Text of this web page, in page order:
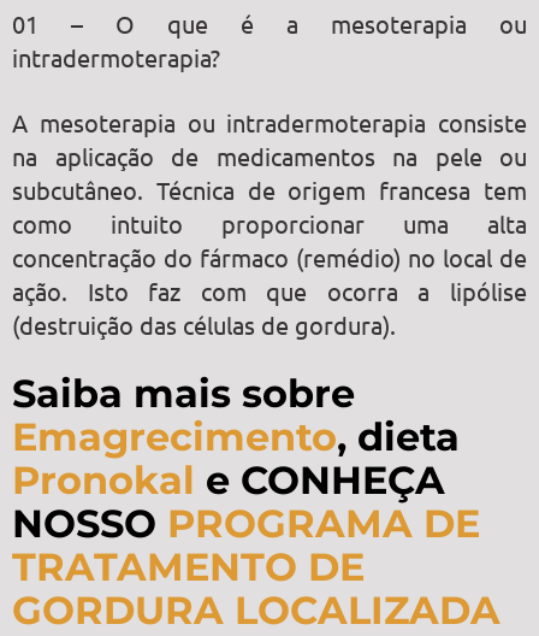
01 – O que é a mesoterapia ou
intradermoterapia?
A mesoterapia ou intradermoterapia consiste
na aplicação de medicamentos na pele ou
subcutâneo. Técnica de origem francesa tem
como intuito proporcionar uma alta
concentração do fármaco (remédio) no local de
ação. Isto faz com que ocorra a lipólise
(destruição das células de gordura).
Saiba mais sobre
Emagrecimento, dieta
Pronokal e CONHEÇA
NOSSO PROGRAMA DE
TRATAMENTO DE
GORDURA LOCALIZADA